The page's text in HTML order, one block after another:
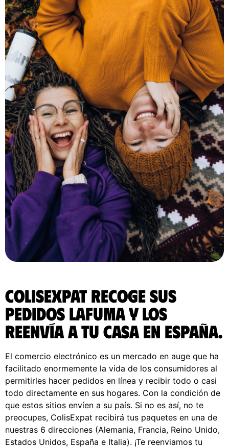
ColisExpat recoge sus
pedidos Lafuma y los
reenvía a tu casa en España.
El comercio electrónico es un mercado en auge que ha
facilitado enormemente la vida de los consumidores al
permitirles hacer pedidos en línea y recibir todo o casi
todo directamente en sus hogares. Con la condición de
que estos sitios envíen a su país. Si no es así, no te
preocupes, ColisExpat recibirá tus paquetes en una de
nuestras 6 direcciones (Alemania, Francia, Reino Unido,
Estados Unidos, España e Italia). ¡Te reenviamos tu